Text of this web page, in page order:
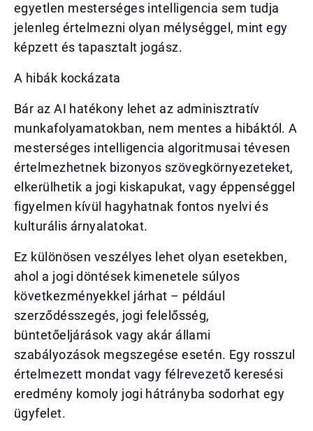
egyetlen mesterséges intelligencia sem tudja
jelenleg értelmezni olyan mélységgel, mint egy
képzett és tapasztalt jogász.
A hibák kockázata
Bár az AI hatékony lehet az adminisztratív
munkafolyamatokban, nem mentes a hibáktól. A
mesterséges intelligencia algoritmusai tévesen
értelmezhetnek bizonyos szövegkörnyezeteket,
elkerülhetik a jogi kiskapukat, vagy éppenséggel
figyelmen kívül hagyhatnak fontos nyelvi és
kulturális árnyalatokat.
Ez különösen veszélyes lehet olyan esetekben,
ahol a jogi döntések kimenetele súlyos
következményekkel járhat – például
szerződésszegés, jogi felelősség,
büntetőeljárások vagy akár állami
szabályozások megszegése esetén. Egy rosszul
értelmezett mondat vagy félrevezető keresési
eredmény komoly jogi hátrányba sodorhat egy
ügyfelet.